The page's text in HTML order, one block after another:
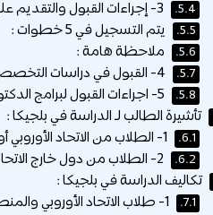
5.4.
5.5. يتم التسجيل في 5 خطوات :
5.6. ملاحظة هامة :
5.7.
5.8.
تأشيرة الطالب لـ الدراسة في بلجيكا :
6.1.
6.2.
تكاليف الدراسة في بلجيكا :
7.1.